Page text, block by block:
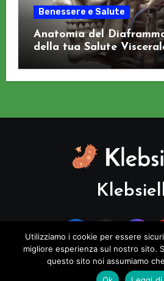
Benessere e Salute
Anatomia del
della tua Salute
Utilizziamo i cookie per essere
migliore esperienza sul nostro sito.
questo sito noi assumiamo